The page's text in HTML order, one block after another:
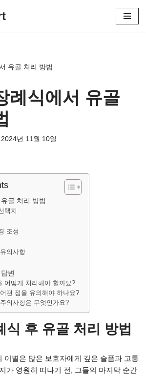
유골 처리 방법
례식에서 유골
2024년 11월 10일
골 처리 방법
택지
조성
의사항
변
어떻게 처리해야 할까요?
떤 점을 유의해야 하나요?
의사항은 무엇인가요?
식 후 유골 처리 방법
이별은 많은 보호자에게 깊은 슬픔과 고통
가 영원히 떠나기 전, 그들의 마지막 순간